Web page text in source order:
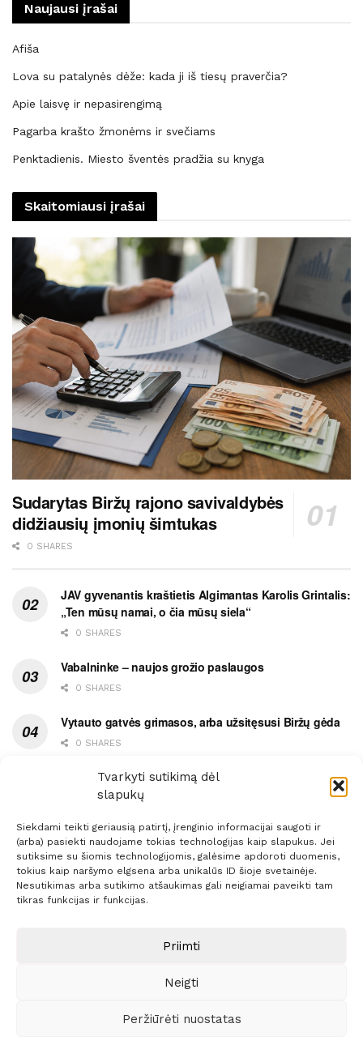
Tvarkyti sutikimą dėl
slapukų
Siekdami teikti geriausią patirtį, įrenginio informacijai saugoti ir
(arba) pasiekti naudojame tokias technologijas kaip slapukus. Jei
sutiksime su šiomis technologijomis, galėsime apdoroti duomenis,
tokius kaip naršymo elgsena arba unikalūs ID šioje svetainėje.
Nesutikimas arba sutikimo atšaukimas gali neigiamai paveikti tam
tikras funkcijas ir funkcijas.
Priimti
Neigti
Peržiūrėti nuostatas
Naujausi įrašai
Afiša
Lova su patalynės dėže: kada ji iš tiesų praverčia?
Apie laisvę ir nepasirengimą
Pagarba krašto žmonėms ir svečiams
Penktadienis. Miesto šventės pradžia su knyga
Skaitomiausi įrašai
Sudarytas Biržų rajono savivaldybės
didžiausių įmonių šimtukas
0 SHARES
JAV gyvenantis kraštietis Algimantas Karolis Grintalis:
„Ten mūsų namai, o čia mūsų siela“
0 SHARES
Vabalninke – naujos grožio paslaugos
0 SHARES
Vytauto gatvės grimasos, arba užsitęsusi Biržų gėda
0 SHARES
Pietų metas pažymėtas avarija
0 SHARES
Prenumerata Reklama
Sprendimas:ITBrolis